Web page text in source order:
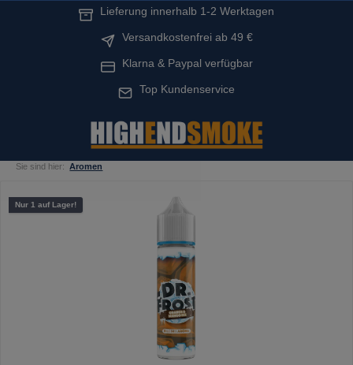
Lieferung innerhalb 1-2 Werktagen
Versandkostenfrei ab 49 €
Klarna & Paypal verfügbar
Top Kundenservice
Sie sind hier: Aromen
Bildergalerie überspringen
Nur 1 auf Lager!